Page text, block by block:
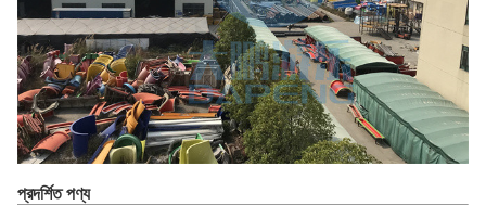
প্রদর্শিত পণ্য